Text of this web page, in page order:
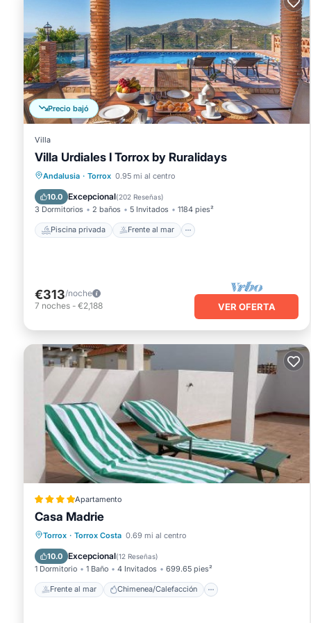
Precio bajó
Villa
Villa Urdiales I Torrox by Ruralidays
Andalusia · Torrox 0.95 mi al centro
10.0 Excepcional(202 Reseñas)
3 Dormitorios 2 baños 5 Invitados 1184 pies²
Piscina privada Frente al mar
Piscina privada
Frente al mar
Chimenea/Calefacción
€313/noche
7 noches - €2,188 VER OFERTA
Apartamento
Casa Madrie
Torrox · Torrox Costa 0.69 mi al centro
10.0 Excepcional(12 Reseñas)
1 Dormitorio 1 Baño 4 Invitados 699.65 pies²
Frente al mar Chimenea/Calefacción
Frente al mar
Chimenea/Calefacción
Vista al mar
Balcón/Terraza